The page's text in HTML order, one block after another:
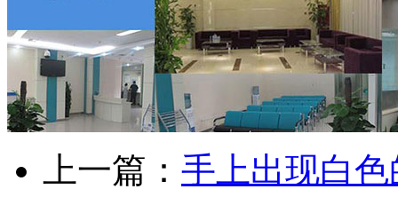
上一篇： 手上出现白